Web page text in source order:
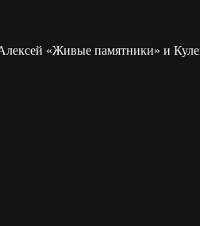
«Живые памятники» и